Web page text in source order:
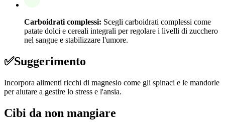
Carboidrati complessi: Scegli carboidrati complessi come
patate dolci e cereali integrali per regolare i livelli di zucchero
nel sangue e stabilizzare l'umore.
✅Suggerimento
Incorpora alimenti ricchi di magnesio come gli spinaci e le mandorle
per aiutare a gestire lo stress e l'ansia.
Cibi da non mangiare